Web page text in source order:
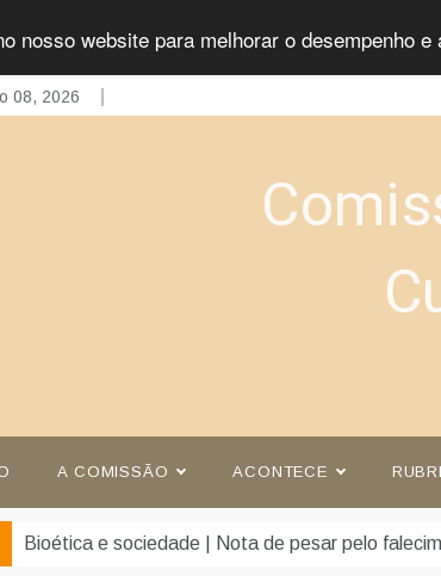
nosso website para melhorar o desempenho
08, 2026
A COMISSÃO ACONTECE
Bioética e sociedade | Nota de pesar pelo